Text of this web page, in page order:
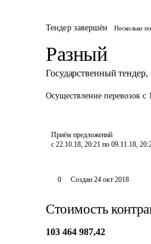
Тендер завершён Несколько
Разный
Государственный тендер,
Осуществление перевозок с
Приём предложений
с 22.10.18, 20:21 по 09.11.18,
0 Создан 24 окт 2018
Стоимость
103 464 987,42